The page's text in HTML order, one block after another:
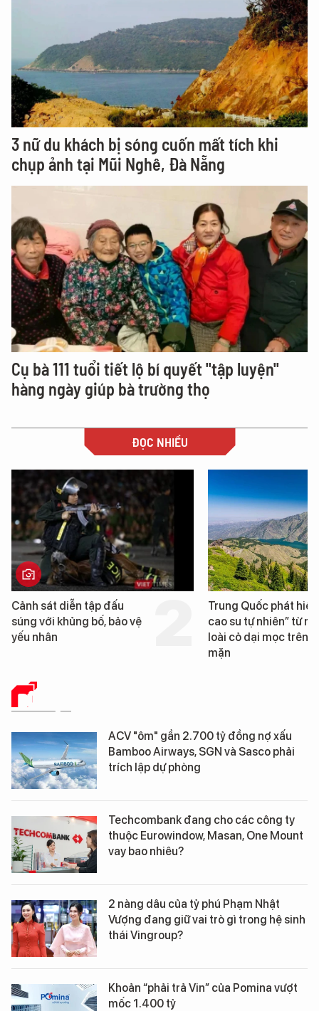
3 nữ du khách bị sóng cuốn mất tích khi
chụp ảnh tại Mũi Nghê, Đà Nẵng
Cụ bà 111 tuổi tiết lộ bí quyết "tập luyện"
hàng ngày giúp bà trường thọ
ĐỌC NHIỀU
Trung Quốc phát hiện “mỏ
cao su tự nhiên” từ một
loài cỏ dại mọc trên đất
Loạt dự án bất động
Đà Nẵng sắp bị kiểm
DỮ LIỆU
ACV "ôm" gần 2.700 tỷ đồng nợ xấu
Bamboo Airways, SGN và Sasco phải
trích lập dự phòng
Techcombank đang cho các công ty
thuộc Eurowindow, Masan, One Mount
vay bao nhiêu?
2 nàng dâu của tỷ phú Phạm Nhật
Vượng đang giữ vai trò gì trong hệ sinh
thái Vingroup?
Khoản “phải trả Vin” của Pomina vượt
mốc 1.400 tỷ